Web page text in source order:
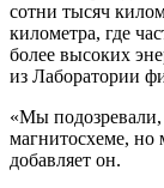
сотни тысяч
километра, где
более высоких
из Лаборатории
«Мы
магнитосхеме,
добавляет он.